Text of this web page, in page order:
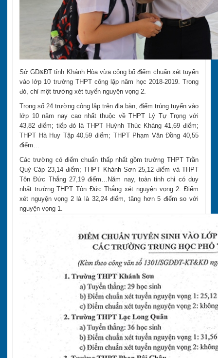
Sở GD&ĐT tỉnh Khánh Hòa vừa công bố điểm chuẩn xét tuyển
vào lớp 10 trường THPT công lập năm học 2018-2019. Trong
đó, chỉ một trường xét tuyển nguyện vọng 2.
Trong số 24 trường công lập trên địa bàn, điểm trúng tuyển vào
lớp 10 năm nay cao nhất thuộc về THPT Lý Tự Trọng với
43,82 điểm; tiếp đó là THPT Huỳnh Thúc Kháng 41,69 điểm;
THPT Hà Huy Tập 40,59 điểm; THPT Phạm Văn Đồng 40,55
điểm…
Các trường có điểm chuẩn thấp nhất gồm trường THPT Trần
Quý Cáp 23,14 điểm; THPT Khánh Sơn 25,12 điểm và THPT
Tôn Đức Thắng 27,19 điểm…Năm nay, toàn tỉnh chỉ có duy
nhất trường THPT Tôn Đức Thắng xét nguyện vọng 2. Điểm
xét nguyện vọng 2 là là 32,24 điểm, tăng hơn 5 điểm so với
nguyện vọng 1.